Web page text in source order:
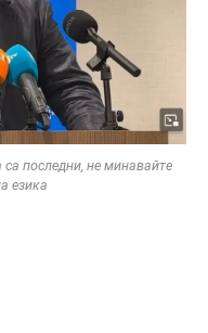
последни, не минавайте
езика